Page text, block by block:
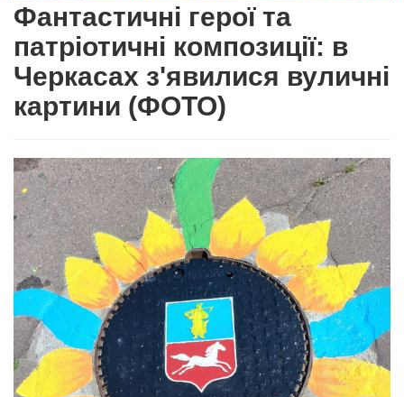
Фантастичні герої та
патріотичні композиції: в
Черкасах з'явилися вуличні
картини (ФОТО)